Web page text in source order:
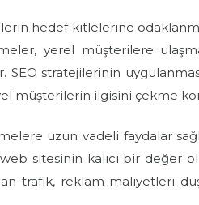
hedef kitlelerine
yerel müşterilere
stratejilerinin
müşterilerin ilgisini çekme
uzun vadeli faydalar
sitesinin kalıcı bir değer
trafik, reklam maliyetleri